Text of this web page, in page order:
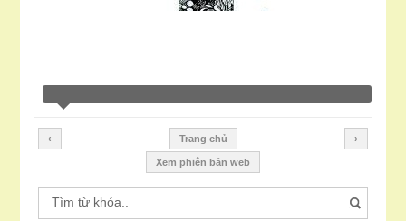
‹ ›
Trang chủ
Xem phiên bản web